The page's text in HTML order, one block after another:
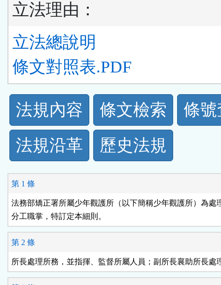
立法理由：
立法總說明
條文對照表.PDF
法
規
功
能
按
鈕
區
法規內容 條文檢索
條
法規沿革
歷史法規
第 1 條
法務部矯正署所屬少年觀護所（以下簡稱少年觀護所）為處
分工職掌，特訂定本細則。
第 2 條
所長處理所務，並指揮、監督所屬人員；副所長襄助所長處